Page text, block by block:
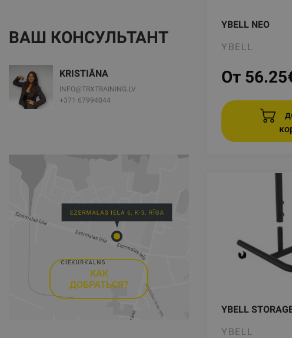
ВАШ КОНСУЛЬТАНТ
KRISTIĀNA
INFO@TRXTRAINING.LV
+371 67994044
КАК
ДОБРАТЬСЯ?
YBELL NEO
YBELL
От 56.25
YBELL
YBELL